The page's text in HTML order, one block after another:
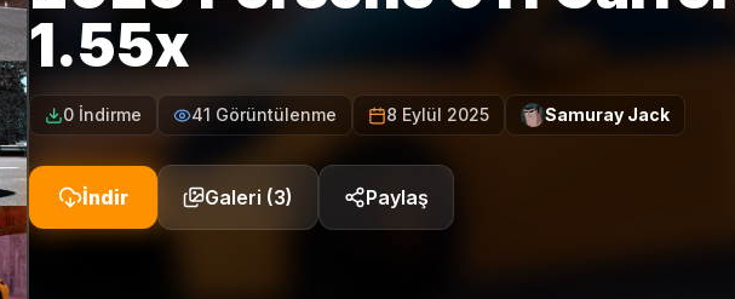
1.55x
0 İndirme 41 Görüntülenme 8 Eylül 2025 Samuray Jack
İndir Galeri (3) Paylaş